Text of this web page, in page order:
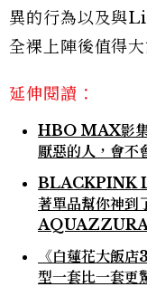
異的行為以及與
全裸上陣後值得大
延伸閱讀：
HBO MAX影集
厭惡的人，會不
BLACKPINK
著單品幫你神
AQUAZZURA
《白蓮花大飯
型一套比一套更